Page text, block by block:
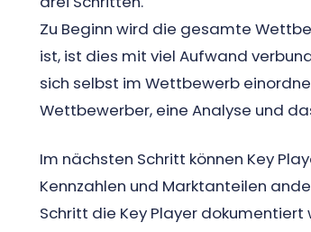
Zu Beginn wird die gesamte
ist, ist dies mit viel Aufwand
sich selbst im Wettbewerb
Wettbewerber, eine Analyse und
Im nächsten Schritt können Key
Kennzahlen und Marktanteilen
Schritt die Key Player